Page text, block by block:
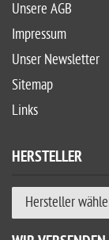
Unsere AGB
Impressum
Unser Newsletter
Sitemap
Links
HERSTELLER
Hersteller